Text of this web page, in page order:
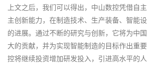
上文之后，我们可以得出，中山数控凭借自
主创新能力，在制造技术、生产装备、智能
的进展。通过不断的研究与创新，它将为中
大的贡献，并为实现智能制造的目标作出重
控将继续投资增加研发投入，引进高水平的